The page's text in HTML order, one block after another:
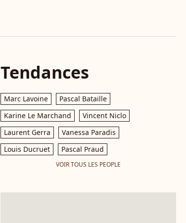
Tendances
Marc Lavoine
Pascal Bataille
Karine Le Marchand
Vincent Niclo
Laurent Gerra
Vanessa Paradis
Louis Ducruet
Pascal Praud
VOIR TOUS LES PEOPLE